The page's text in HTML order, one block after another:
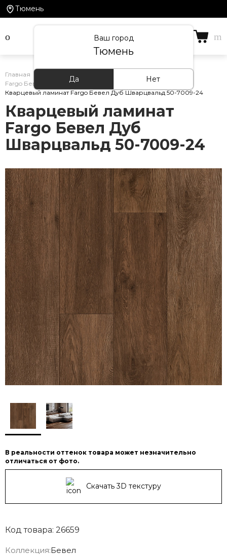
Тюмень
Ваш город
Тюмень
Да Нет
Главная Каталог товаров Кварцевый ламинат
Fargo Бевел
Кварцевый ламинат Fargo Бевел Дуб Шварцвальд 50-7009-24
Кварцевый ламинат
Fargo Бевел Дуб
Шварцвальд 50-7009-24
В реальности оттенок товара может незначительно
отличаться от фото.
Скачать 3D текстуру
Код товара: 26659
Коллекция:Бевел